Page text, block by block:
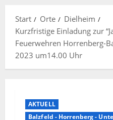
Start Orte
Dielheim
Kurzfristige Einladung zur
Feuerwehren Horrenberg-
2023 um14.00 Uhr
AKTUELL
Balzfeld - Horrenberg -